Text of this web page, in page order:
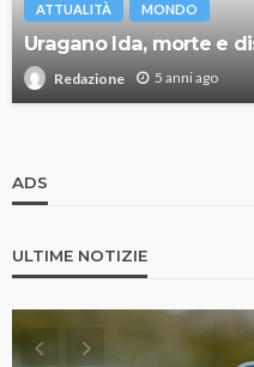
ATTUALITÀ MONDO
Uragano Ida, morte e
Redazione 5 anni ago
ADS
ULTIME NOTIZIE